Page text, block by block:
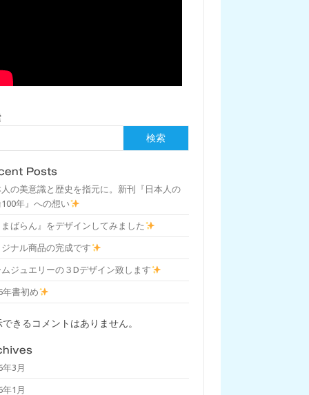
検索
Posts
の美意識と歴史を指元に。新刊『日本人の
年』への想い
ばらん』をデザインしてみました
ナル商品の完成です
ジュエリーの３Dデザイン致します
年書初め
できるコメントはありません。
年3月
年1月